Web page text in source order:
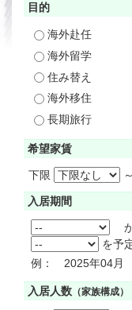
目的
海外赴任
海外留学
住み替え
海外移住
長期旅行
希望家賃
下限 ～
入居期間
を予
例： 2025年04
入居人数 （家族構成）